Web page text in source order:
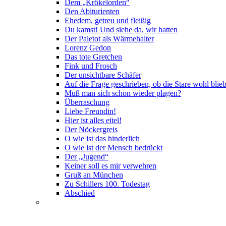
Dem „Krökelorden“
Den Abiturienten
Ehedem, getreu und fleißig
Du kamst! Und siehe da, wir hatten
Der Paletot als Wärmehalter
Lorenz Gedon
Das tote Gretchen
Fink und Frosch
Der unsichtbare Schäfer
Auf die Frage geschrieben, ob die Stare wohl
Muß man sich schon wieder plagen?
Überraschung
Liebe Freundin!
Hier ist alles eitel!
Der Nöckergreis
O wie ist das hinderlich
O wie ist der Mensch bedrückt
Der „Jugend“
Keiner soll es mir verwehren
Gruß an München
Zu Schillers 100. Todestag
Abschied